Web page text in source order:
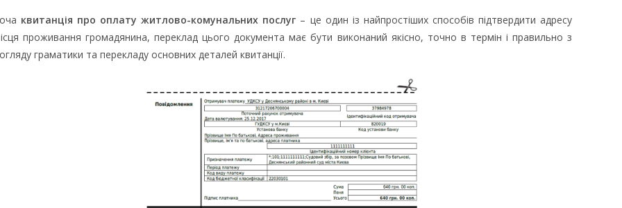
квитанція про оплату житлово-комунальних послуг – це один із найпростіших способів підтвердити адресу
проживання громадянина, переклад цього документа має бути виконаний якісно, точно в термін і правильно з
граматики та перекладу основних деталей квитанції.